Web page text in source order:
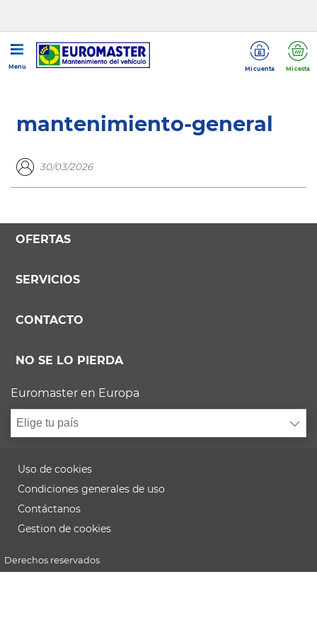
Menu Mi cuenta Mi cesta
mantenimiento-general
mantenimiento-general
30/03/2026
OFERTAS
SERVICIOS
CONTACTO
NO SE LO PIERDA
Euromaster en Europa
Elige tu país
Uso de cookies
Condiciones generales de uso
Contáctanos
Gestion de cookies
Derechos reservados